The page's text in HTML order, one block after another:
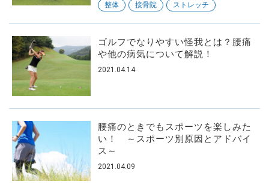
整体
接骨院 ストレッチ
ゴルフでなりやすい怪我とは？腰痛
や他の病気について解説！
2021.04.14
腰痛のときでもスポーツを楽しみた
い！ ～スポーツ別原因とアドバイ
ス～
2021.04.09